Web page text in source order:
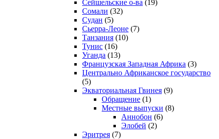
Сейшельские о-ва (19)
Сомали (32)
Судан (5)
Сьерра-Леоне (7)
Танзания (10)
Тунис (16)
Уганда (13)
Французская Западная Африка (3)
Центрально Африканское государство
(5)
Экваториальная Гвинея (9)
Обращение (1)
Местные выпуски (8)
Аннобон (6)
Элобей (2)
Эритрея (7)